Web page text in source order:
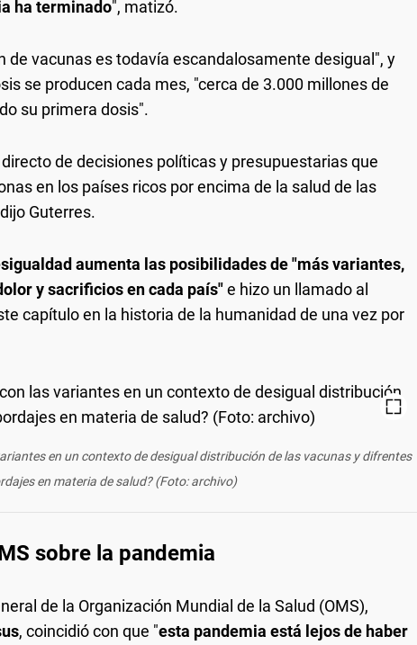
ha terminado", matizó.
de vacunas es todavía escandalosamente desigual", y
se producen cada mes, "cerca de 3.000 millones de
su primera dosis".
de decisiones políticas y presupuestarias que
en los países ricos por encima de la salud de las
Guterres.
aumenta las posibilidades de "más variantes,
y sacrificios en cada país"e hizo un llamado al
capítulo en la historia de la humanidad de una vez por
en un contexto de desigual distribución de las vacunas y difrentes
en materia de salud? (Foto: archivo)
sobre la pandemia
de la Organización Mundial de la Salud (OMS),
, coincidió con que "esta pandemia está lejos de haber